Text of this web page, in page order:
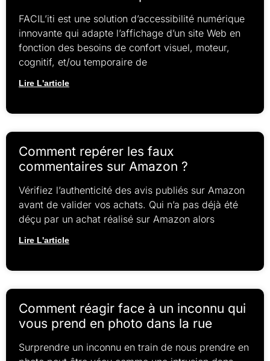
FACIL’iti est une solution d’accessibilité numérique
innovante qui adapte l’affichage d’un site Web en
fonction des besoins de confort visuel, moteur,
cognitif, et/ou temporaire de
Lire L'article
Comment repérer les faux
commentaires sur Amazon ?
Vérifiez l’authenticité des avis publiés sur Amazon
avant de valider vos achats. Qui n’a pas déjà été
déçu par un achat réalisé sur Amazon alors
Lire L'article
Comment réagir face à un inconnu qui
vous prend en photo dans la rue
Surprendre un inconnu en train de nous prendre en